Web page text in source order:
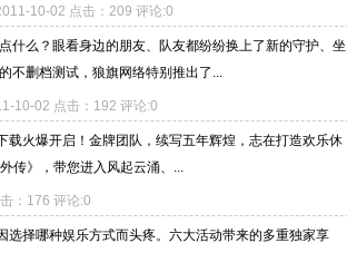
10-02 点击：209 评论:0
什么？眼看身边的朋友、队友都纷纷换上了新的守护、坐
不删档测试，狼旗网络特别推出了...
10-02 点击：192 评论:0
火爆开启！金牌团队，续写五年辉煌，志在打造欢乐休
传》，带您进入风起云涌、...
：176 评论:0
择哪种娱乐方式而头疼。六大活动带来的多重独家享